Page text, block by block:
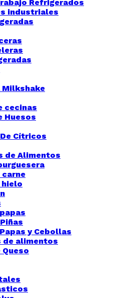
Refrigerados
industriales
Milkshake
cecinas
Huesos
Cítricos
de Alimentos
carne
hielo
y Cebollas
de alimentos